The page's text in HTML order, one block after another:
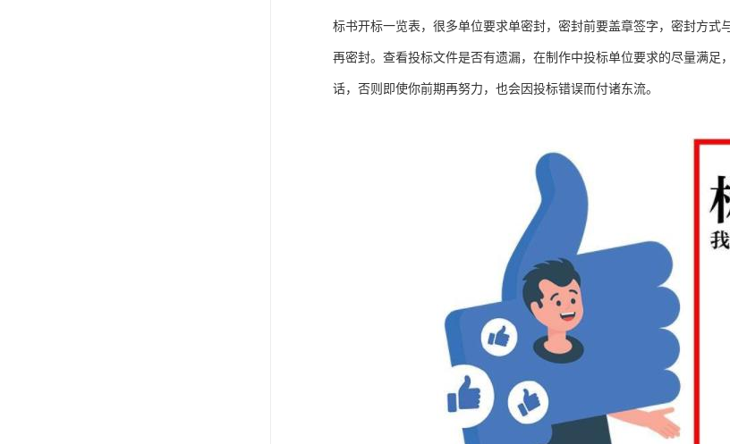
标书开标一览表，很多单位要求单密封，密封前要盖章签字，密封方
再密封。查看投标文件是否有遗漏，在制作中投标单位要求的尽量满
话，否则即使你前期再努力，也会因投标错误而付诸东流。